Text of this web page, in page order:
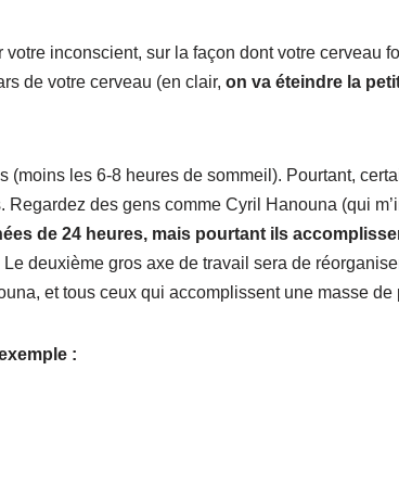
inconscient, sur la façon dont votre cerveau
de votre cerveau (en clair, on va éteindre la
(moins les 6-8 heures de sommeil). Pourtant,
des gens comme Cyril Hanouna (qui
de 24 heures, mais pourtant ils
Le deuxième gros axe de travail sera de
et tous ceux qui accomplissent une masse
: